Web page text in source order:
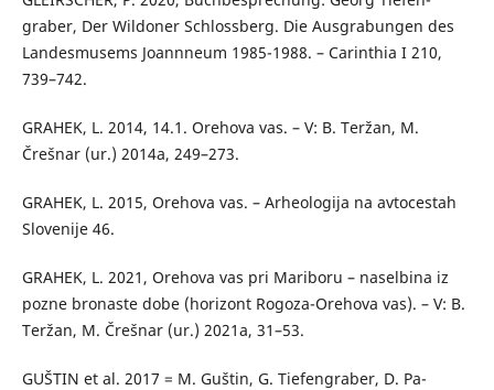
graber, Der Wildoner Schlossberg. Die Ausgrabungen des
Landesmusems Joannneum 1985-1988. – Carinthia I 210,
739–742.
GRAHEK, L. 2014, 14.1. Orehova vas. – V: B. Teržan, M.
Črešnar (ur.) 2014a, 249–273.
GRAHEK, L. 2015, Orehova vas. – Arheologija na avtocestah
Slovenije 46.
GRAHEK, L. 2021, Orehova vas pri Mariboru – naselbina iz
pozne bronaste dobe (horizont Rogoza-Orehova vas). – V: B.
Teržan, M. Črešnar (ur.) 2021a, 31–53.
GUŠTIN et al. 2017 = M. Guštin, G. Tiefengraber, D. Pa-